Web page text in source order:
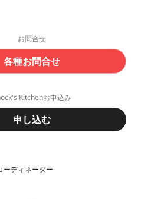
お問合せ
各種お問合せ
Kitchenお申込み
申し込む
ーディネーター